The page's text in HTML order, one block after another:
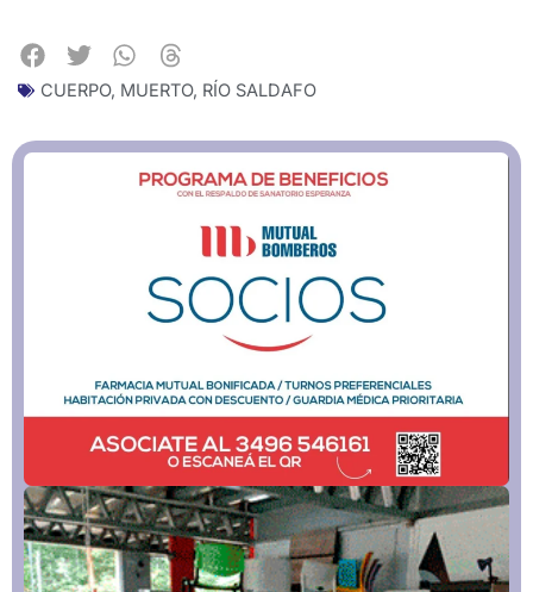
CUERPO, MUERTO, RÍO SALDAFO